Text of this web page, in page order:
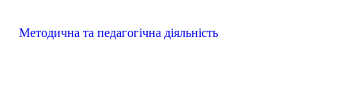
Методична та педагогічна діяльність